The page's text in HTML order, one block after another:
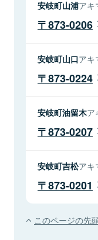
安岐町山浦アキ
873-0206
安岐町山口アキ
873-0224
安岐町油留木ア
873-0207
安岐町吉松アキ
873-0201
このページの先